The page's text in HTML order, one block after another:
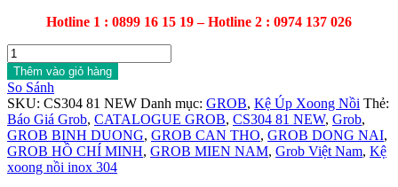
Hotline 1 : 0899 16 15 19 – Hotline 2 : 0974 137 026
Kệ
xoong
nồi
inox
304
Grob
CS304
81
NEW
Thêm vào giỏ hàng
So Sánh
SKU: CS304 81 NEW Danh mục: GROB, Kệ Úp Xoong Nồi Thẻ:
Báo Giá Grob, CATALOGUE GROB, CS304 81 NEW, Grob,
GROB BINH DUONG, GROB CAN THO, GROB DONG NAI,
GROB HỒ CHÍ MINH, GROB MIEN NAM, Grob Việt Nam, Kệ
xoong nồi inox 304